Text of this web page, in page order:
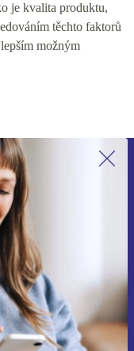
je kvalita produktu,
těchto faktorů
možným
novinek a
nabídku.